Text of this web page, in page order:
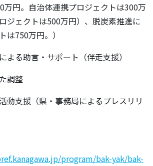
万円。自治体連携プロジェクトは300万
ジェクトは500万円）、脱炭素推進に
は750万円。）
よる助言・サポート（伴走支援）
調整
動支援（県・事務局によるプレスリリ
program/bak-yak/bak-